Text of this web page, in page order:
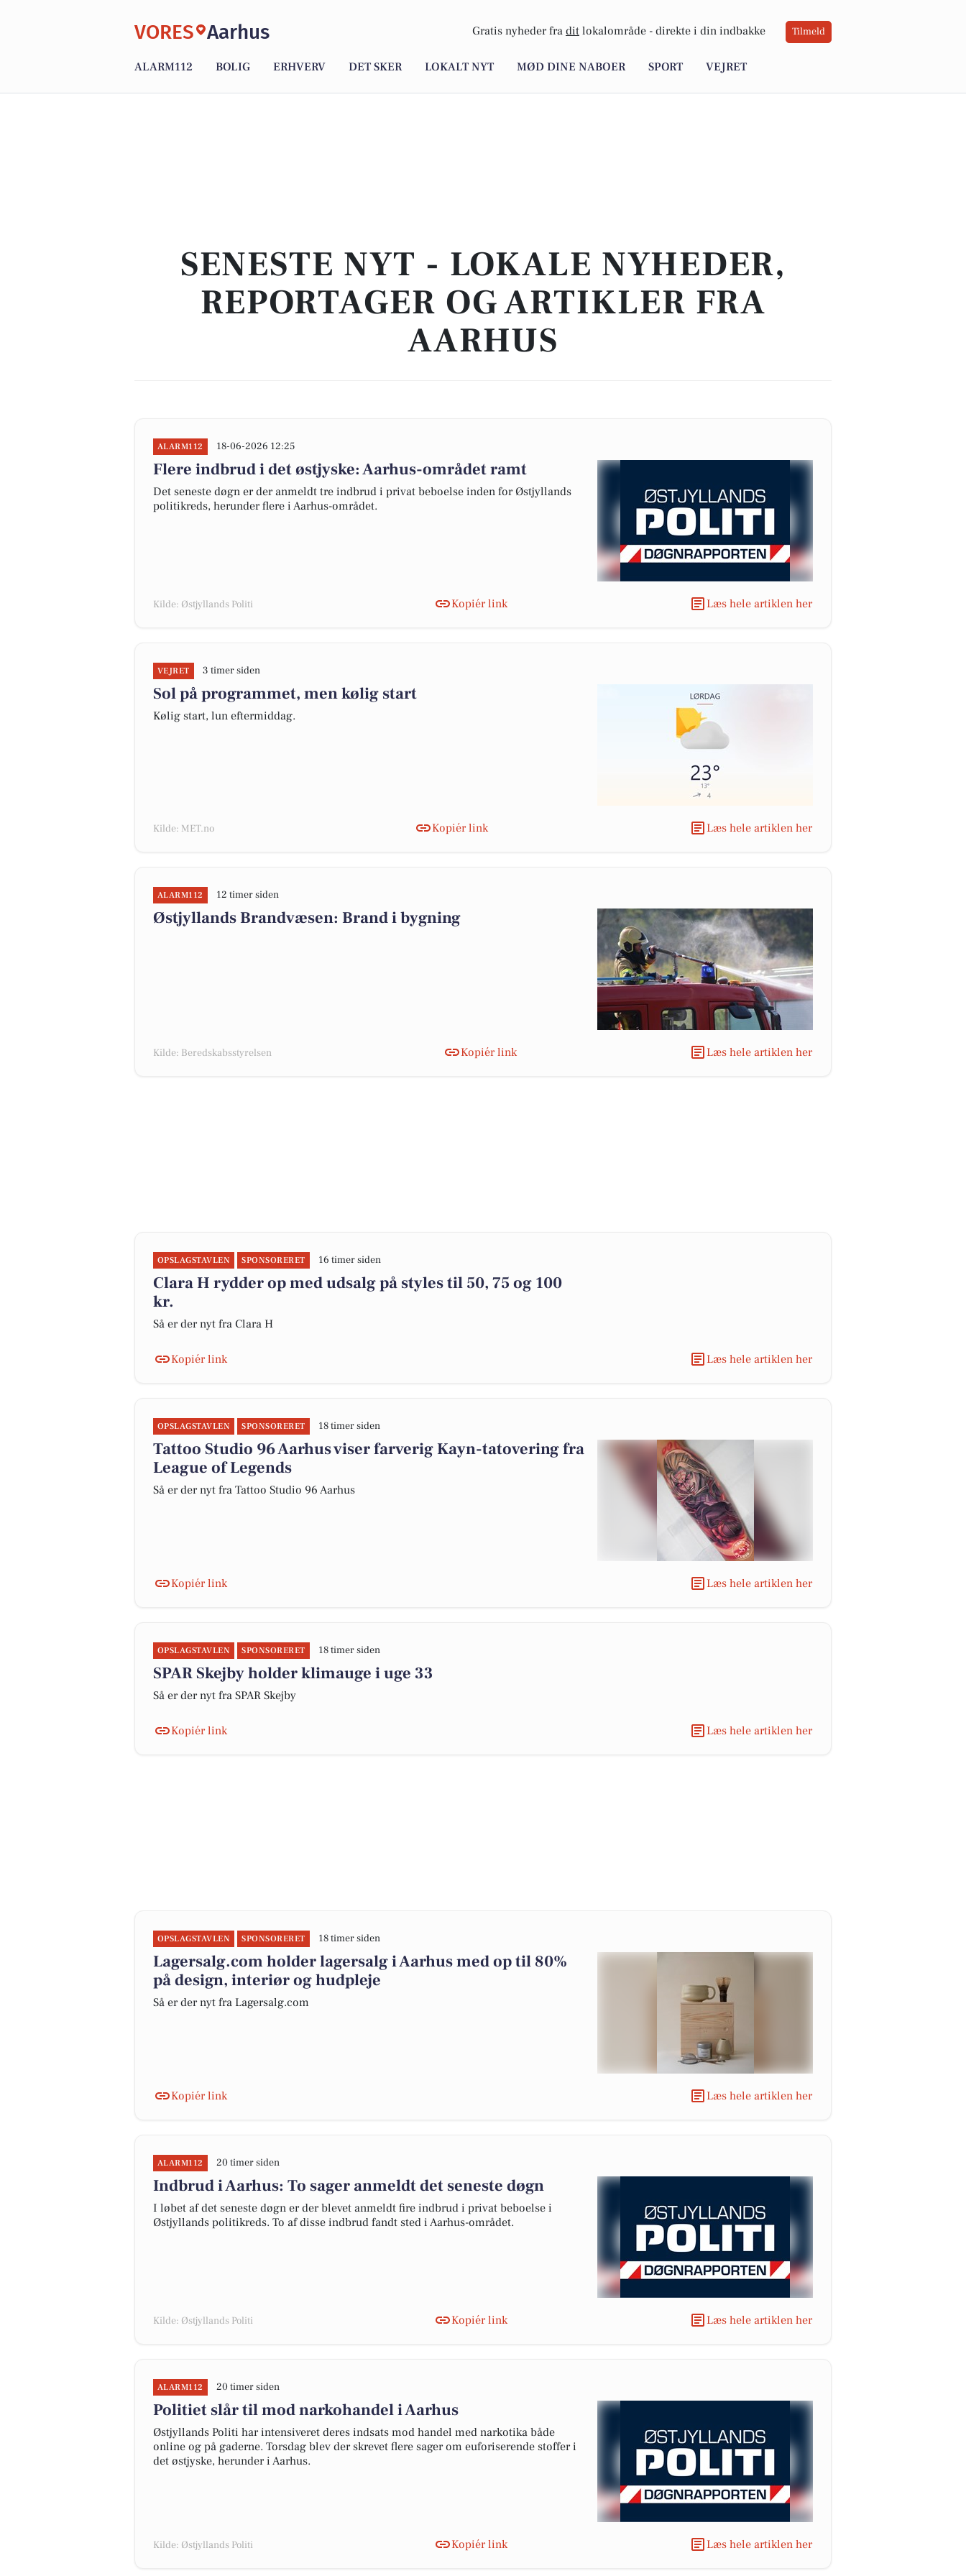
VORES Aarhus Gratis nyheder fra dit lokalområde - direkte i din indbakke Tilmeld
ALARM112 BOLIG ERHVERV DET SKER LOKALT NYT MØD DINE NABOER SPORT VEJRET
SENESTE NYT - LOKALE NYHEDER,
REPORTAGER OG ARTIKLER FRA
AARHUS
ALARM112 18-06-2026 12:25
Flere indbrud i det østjyske: Aarhus-området ramt
Det seneste døgn er der anmeldt tre indbrud i privat beboelse inden for Østjyllands
politikreds, herunder flere i Aarhus-området.
Kilde: Østjyllands Politi Kopiér link Læs hele artiklen her
VEJRET 3 timer siden
Sol på programmet, men kølig start
Kølig start, lun eftermiddag.
Kilde: MET.no Kopiér link Læs hele artiklen her
ALARM112 12 timer siden
Østjyllands Brandvæsen: Brand i bygning
Kilde: Beredskabsstyrelsen Kopiér link Læs hele artiklen her
OPSLAGSTAVLEN SPONSORERET 16 timer siden
Clara H rydder op med udsalg på styles til 50, 75 og 100
kr.
Så er der nyt fra Clara H
Kopiér link Læs hele artiklen her
OPSLAGSTAVLEN SPONSORERET 18 timer siden
Tattoo Studio 96 Aarhus viser farverig Kayn-tatovering fra
League of Legends
Så er der nyt fra Tattoo Studio 96 Aarhus
Kopiér link Læs hele artiklen her
OPSLAGSTAVLEN SPONSORERET 18 timer siden
SPAR Skejby holder klimauge i uge 33
Så er der nyt fra SPAR Skejby
Kopiér link Læs hele artiklen her
OPSLAGSTAVLEN SPONSORERET 18 timer siden
Lagersalg.com holder lagersalg i Aarhus med op til 80%
på design, interiør og hudpleje
Så er der nyt fra Lagersalg.com
Kopiér link Læs hele artiklen her
ALARM112 20 timer siden
Indbrud i Aarhus: To sager anmeldt det seneste døgn
I løbet af det seneste døgn er der blevet anmeldt fire indbrud i privat beboelse i
Østjyllands politikreds. To af disse indbrud fandt sted i Aarhus-området.
Kilde: Østjyllands Politi Kopiér link Læs hele artiklen her
ALARM112 20 timer siden
Politiet slår til mod narkohandel i Aarhus
Østjyllands Politi har intensiveret deres indsats mod handel med narkotika både
online og på gaderne. Torsdag blev der skrevet flere sager om euforiserende stoffer i
det østjyske, herunder i Aarhus.
Kilde: Østjyllands Politi Kopiér link Læs hele artiklen her